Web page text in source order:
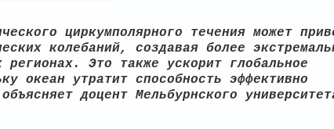
циркумполярного течения может
колебаний, создавая более
регионах. Это также ускорит глобальное
океан утратит способность эффективно
доцент Мельбурнского